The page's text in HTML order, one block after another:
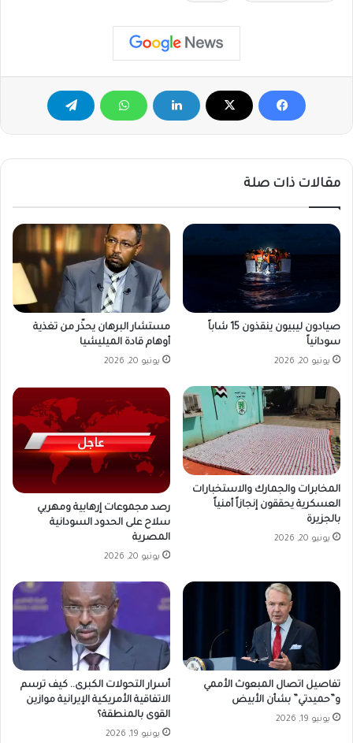
مقالات ذات صلة
صيادون ليبيون ينقذون 15 شاباً
سودانياً
يونيو 20, 2026
مستشار البرهان يحذّر من تغذية
أوهام قادة الميليشيا
يونيو 20, 2026
المخابرات والجمارك والاستخبارات
العسكرية يحققون إنجازاً أمنياً
بالجزيرة
يونيو 20, 2026
رصد مجموعات إرهابية ومهربي
سلاح على الحدود السودانية
المصرية
يونيو 20, 2026
تفاصيل اتصال المبعوث الأممي
و”حميدتي” بشأن الأبيض
يونيو 19, 2026
أسرار التحولات الكبرى.. كيف ترسم
الاتفاقية الأمريكية الإيرانية موازين
القوى بالمنطقة؟
يونيو 19, 2026